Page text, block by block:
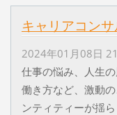
キャリアコン
2024年01月08日
仕事の悩み、人生
働き方など、激動
ンティティーが揺